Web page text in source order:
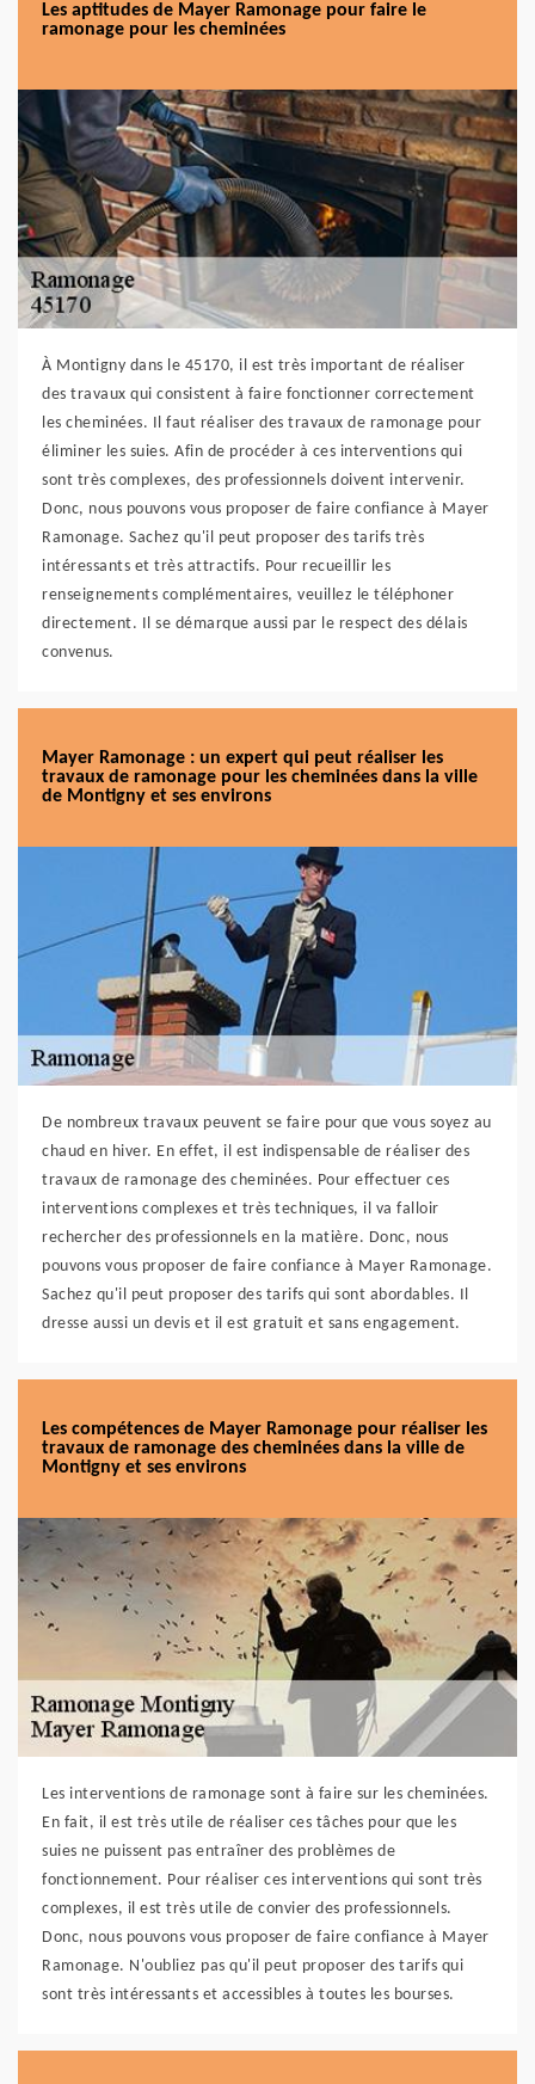
Les aptitudes de Mayer Ramonage pour faire le
ramonage pour les cheminées
À Montigny dans le 45170, il est très important de réaliser
des travaux qui consistent à faire fonctionner correctement
les cheminées. Il faut réaliser des travaux de ramonage pour
éliminer les suies. Afin de procéder à ces interventions qui
sont très complexes, des professionnels doivent intervenir.
Donc, nous pouvons vous proposer de faire confiance à Mayer
Ramonage. Sachez qu'il peut proposer des tarifs très
intéressants et très attractifs. Pour recueillir les
renseignements complémentaires, veuillez le téléphoner
directement. Il se démarque aussi par le respect des délais
convenus.
Mayer Ramonage : un expert qui peut réaliser les
travaux de ramonage pour les cheminées dans la ville
de Montigny et ses environs
De nombreux travaux peuvent se faire pour que vous soyez au
chaud en hiver. En effet, il est indispensable de réaliser des
travaux de ramonage des cheminées. Pour effectuer ces
interventions complexes et très techniques, il va falloir
rechercher des professionnels en la matière. Donc, nous
pouvons vous proposer de faire confiance à Mayer Ramonage.
Sachez qu'il peut proposer des tarifs qui sont abordables. Il
dresse aussi un devis et il est gratuit et sans engagement.
Les compétences de Mayer Ramonage pour réaliser les
travaux de ramonage des cheminées dans la ville de
Montigny et ses environs
Les interventions de ramonage sont à faire sur les cheminées.
En fait, il est très utile de réaliser ces tâches pour que les
suies ne puissent pas entraîner des problèmes de
fonctionnement. Pour réaliser ces interventions qui sont très
complexes, il est très utile de convier des professionnels.
Donc, nous pouvons vous proposer de faire confiance à Mayer
Ramonage. N'oubliez pas qu'il peut proposer des tarifs qui
sont très intéressants et accessibles à toutes les bourses.